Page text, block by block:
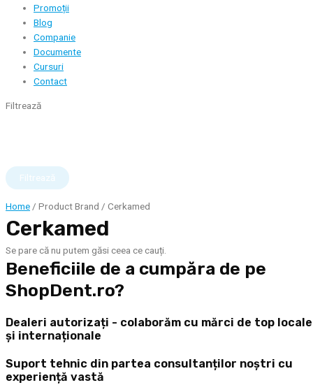
Promoții
Blog
Companie
Documente
Cursuri
Contact
Filtrează
Filtrează
Home / Product Brand / Cerkamed
Cerkamed
Se pare că nu putem găsi ceea ce cauți.
Beneficiile de a cumpăra de pe
ShopDent.ro?
Dealeri autorizați - colaborăm cu mărci de top locale
și internaționale
Suport tehnic din partea consultanților noștri cu
experiență vastă